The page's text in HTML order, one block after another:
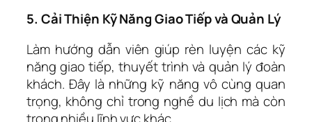
5. Cải Thiện Kỹ Năng Giao Tiếp và Quản Lý
Làm hướng dẫn viên giúp rèn luyện các kỹ
năng giao tiếp, thuyết trình và quản lý đoàn
khách. Đây là những kỹ năng vô cùng quan
trọng, không chỉ trong nghề du lịch mà còn
trong nhiều lĩnh vực khác.